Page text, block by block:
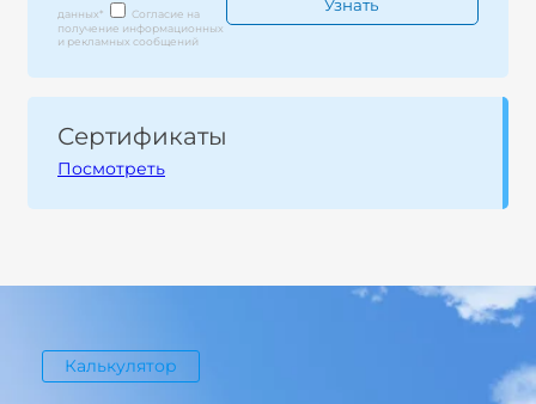
данных*
Согласие на
получение информационных
и рекламных сообщений
Сертификаты
Посмотреть
Калькулятор